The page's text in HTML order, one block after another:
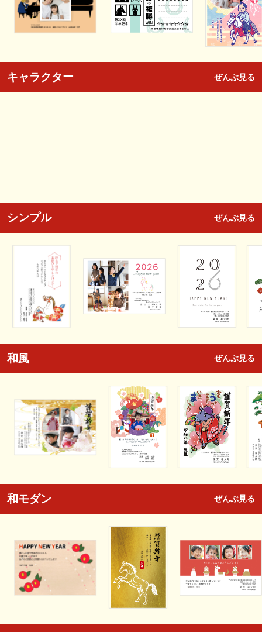
キャラクター ぜんぶ見る
シンプル ぜんぶ見る
和風 ぜんぶ見る
和モダン ぜんぶ見る